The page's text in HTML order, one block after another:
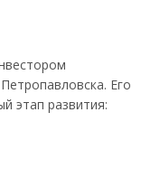
Его
этап развития: